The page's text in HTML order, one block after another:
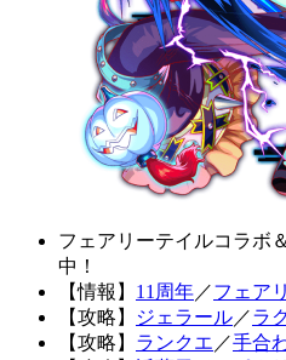
フェアリーテイルコラボ
中！
【情報】 11周年／フェア
【攻略】
ジェラール／ラ
【攻略】 ランクエ ／手合